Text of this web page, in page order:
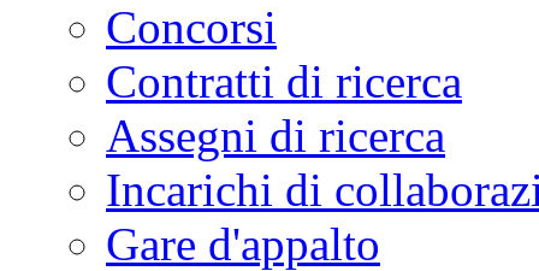
Concorsi
Contratti di ricerca
Assegni di ricerca
Incarichi di
Gare d'appalto